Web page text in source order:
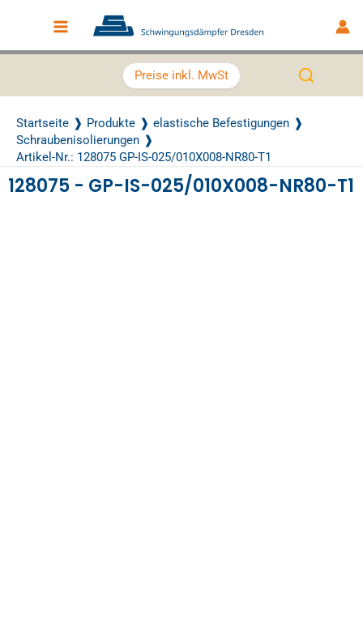
Main Menu
Preise inkl. MwSt
Startseite Produkte
elastische Befestigungen
Schraubenisolierungen
Artikel-Nr.: 128075 GP-IS-025/010X008-NR80-T1
128075 - GP-IS-025/010X008-NR80-T1